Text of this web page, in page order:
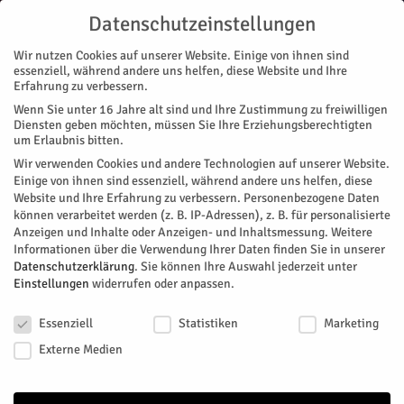
Start Stadtteile Barmen Gut Ding will Weile haben
STADTTEILE BARMEN
Gut Ding will Weile haben
Rund um den Barmener See informieren nun neue Schilder
über Wanderstrecken, über einzuhaltende Regeln und auch
die heimische Tierwelt.
Von HERZOG Redaktion- Juli 9, 2026 102
Facebook Twitter
Datenschutzeinstellungen
Wir nutzen Cookies auf unserer Website. Einige von ihnen sind
essenziell, während andere uns helfen, diese Website und Ihre
Erfahrung zu verbessern.
Wenn Sie unter 16 Jahre alt sind und Ihre Zustimmung zu freiwilligen
Diensten geben möchten, müssen Sie Ihre Erziehungsberechtigten
um Erlaubnis bitten.
Wir verwenden Cookies und andere Technologien auf unserer Website.
Einige von ihnen sind essenziell, während andere uns helfen, diese
Website und Ihre Erfahrung zu verbessern. Personenbezogene Daten
können verarbeitet werden (z. B. IP-Adressen), z. B. für personalisierte
Anzeigen und Inhalte oder Anzeigen- und Inhaltsmessung. Weitere
Informationen über die Verwendung Ihrer Daten finden Sie in unserer
Datenschutzerklärung. Sie können Ihre Auswahl jederzeit unter
Einstellungen widerrufen oder anpassen.
Essenziell
Statistiken
Marketing
Externe Medien